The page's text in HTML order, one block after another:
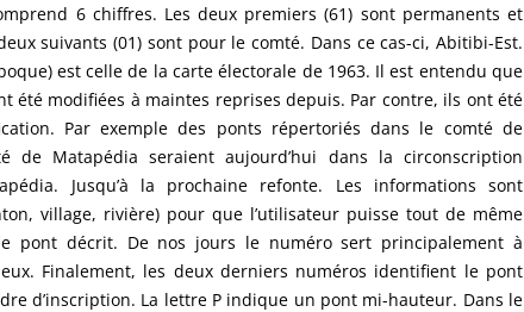
6 chiffres. Les deux premiers (61) sont permanents et
suivants (01) sont pour le comté. Dans ce cas-ci, Abitibi-Est.
est celle de la carte électorale de 1963. Il est entendu que
été modifiées à maintes reprises depuis. Par contre, ils ont été
Par exemple des ponts répertoriés dans le comté de
de Matapédia seraient aujourd’hui dans la circonscription
Jusqu’à la prochaine refonte. Les informations sont
village, rivière) pour que l’utilisateur puisse tout de même
pont décrit. De nos jours le numéro sert principalement à
Finalement, les deux derniers numéros identifient le pont
d’inscription. La lettre P indique un pont mi-hauteur. Dans le